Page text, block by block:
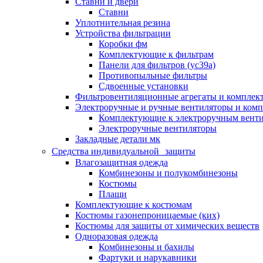
Ставни
Уплотнительная резина
Устройства фильтрации
Коробки фм
Комплектующие к фильтрам
Панели для фильтров (ус39а)
Противопыльные фильтры
Сдвоенные установки
Фильтровентиляционные агрегаты и
Электроручные и ручные вентиляторы и
Комплектующие к электроручным
Электроручные вентиляторы
Закладные детали мк
Средства индивидуальной защиты
Влагозащитная одежда
Комбинезоны и полукомбинезоны
Костюмы
Плащи
Комплектующие к костюмам
Костюмы газонепроницаемые (ких)
Костюмы для защиты от химических веществ
Одноразовая одежда
Комбинезоны и бахилы
Фартуки и нарукавники